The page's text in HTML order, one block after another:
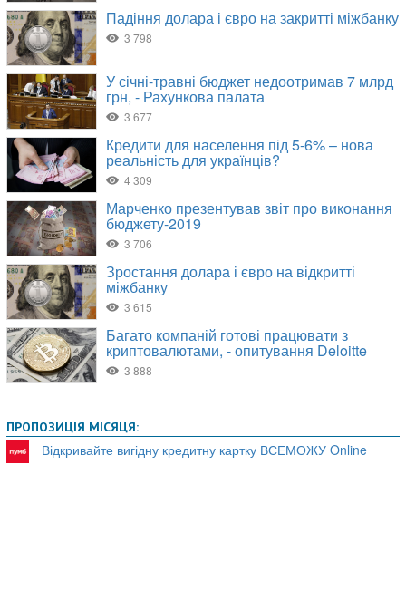
ПРОПОЗИЦІЯ МІСЯЦЯ:
Відкривайте вигідну кредитну картку ВСЕМОЖУ Online